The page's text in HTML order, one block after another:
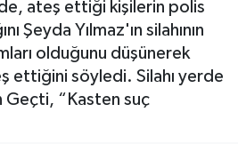
ateş ettiği kişilerin polis
Şeyda Yılmaz'ın silahının
olduğunu düşünerek
ettiğini söyledi. Silahı yerde
Geçti, “Kasten suç